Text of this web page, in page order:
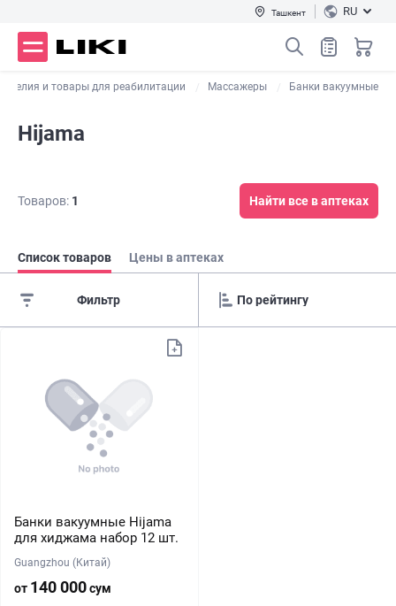
Ташкент RU
и товары для реабилитации Массажеры Банки вакуумные
Hijama
Товаров: 1 Найти все в аптеках
Список товаров Цены в аптеках
Фильтр
Банки вакуумные Hijama
для хиджама набор 12 шт.
Guangzhou (Китай)
от 140 000сум